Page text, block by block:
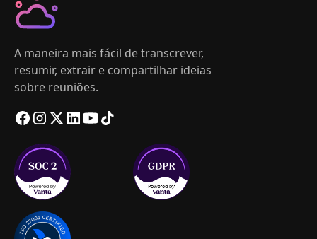
A maneira mais fácil de transcrever,
resumir, extrair e compartilhar ideias
sobre reuniões.